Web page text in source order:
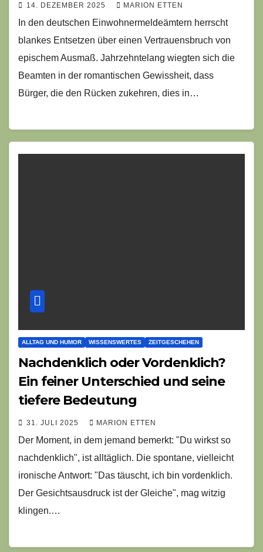
14. DEZEMBER 2025 MARION ETTEN
In den deutschen Einwohnermeldeämtern herrscht
blankes Entsetzen über einen Vertrauensbruch von
epischem Ausmaß. Jahrzehntelang wiegten sich die
Beamten in der romantischen Gewissheit, dass
Bürger, die den Rücken zukehren, dies in…
ALLTAG UND HUMOR WISSENSWERTES ZEITGESCHEHEN
Nachdenklich oder Vordenklich?
Ein feiner Unterschied und seine
tiefere Bedeutung
31. JULI 2025 MARION ETTEN
Der Moment, in dem jemand bemerkt: "Du wirkst so
nachdenklich", ist alltäglich. Die spontane, vielleicht
ironische Antwort: "Das täuscht, ich bin vordenklich.
Der Gesichtsausdruck ist der Gleiche", mag witzig
klingen.…